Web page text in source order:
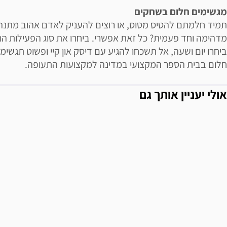
מגשימים חלום בשחקים
תמיד חלמתם להטיס מטוס, או רוצים להעניק לאדם אהוב
מדהימה וחד פעמית? כל זאת אפשרי. ביחרו את סוג הפעילות
ביחרו יום ושעה, אל תשכחו להגיע עם דיסק און קיי ופשוט
חלום בבית הספר המקצועי במדינה למקצועות התעופה.
אולי יעניין אותך גם